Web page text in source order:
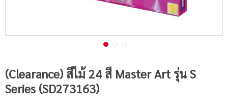
(Clearance) สีไม้ 24 สี Master Art รุ่น S
Series (SD273163)